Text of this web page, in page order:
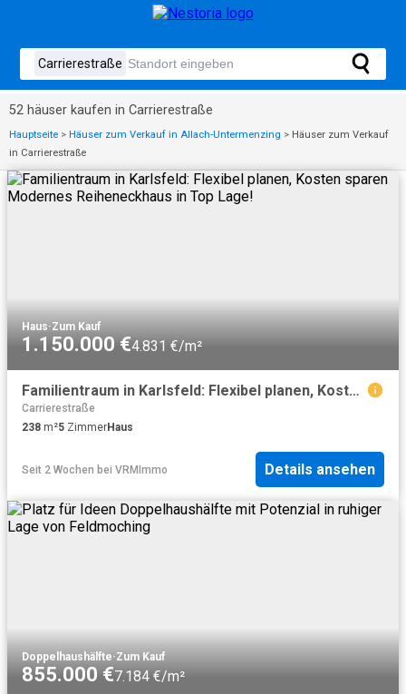
52 häuser kaufen in Carrierestraße
Hauptseite > Häuser zum Verkauf in Allach-Untermenzing > Häuser zum Verkauf
in Carrierestraße
Haus·Zum Kauf
1.150.000 €4.831 €/m²
Familientraum in Karlsfeld: Flexibel planen, Kosten sparen Modernes Reiheneckhaus in Top Lage!
Carrierestraße
238 m²5 ZimmerHaus
Seit 2 Wochen bei VRMImmo Details ansehen
Doppelhaushälfte·Zum Kauf
855.000 €7.184 €/m²